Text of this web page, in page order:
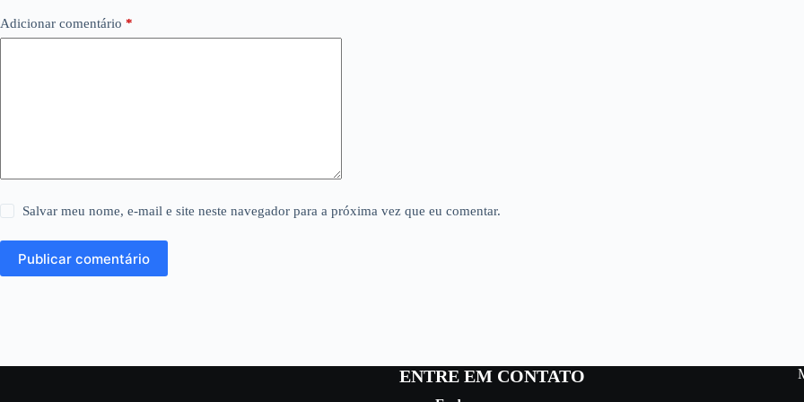
Adicionar comentário *
Salvar meu nome, e-mail e site neste navegador para a próxima vez que eu comentar.
Publicar comentário
ENTRE EM CONTATO